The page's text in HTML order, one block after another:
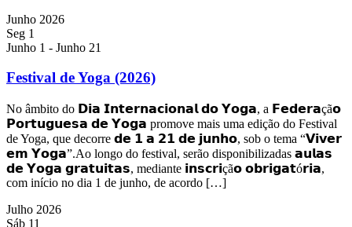
Junho 2026
Seg 1
Junho 1 - Junho 21
Festival de Yoga (2026)
No âmbito do 𝗗𝗶𝗮 𝗜𝗻𝘁𝗲𝗿𝗻𝗮𝗰𝗶𝗼𝗻𝗮𝗹 𝗱𝗼 𝗬𝗼𝗴𝗮, a 𝗙𝗲𝗱𝗲𝗿𝗮çã𝗼
𝗣𝗼𝗿𝘁𝘂𝗴𝘂𝗲𝘀𝗮 𝗱𝗲 𝗬𝗼𝗴𝗮 promove mais uma edição do Festival
de Yoga, que decorre 𝗱𝗲 𝟭 𝗮 𝟮𝟭 𝗱𝗲 𝗷𝘂𝗻𝗵𝗼, sob o tema “𝗩𝗶𝘃𝗲𝗿
𝗲𝗺 𝗬𝗼𝗴𝗮”.Ao longo do festival, serão disponibilizadas 𝗮𝘂𝗹𝗮𝘀
𝗱𝗲 𝗬𝗼𝗴𝗮 𝗴𝗿𝗮𝘁𝘂𝗶𝘁𝗮𝘀, mediante 𝗶𝗻𝘀𝗰𝗿𝗶çã𝗼 𝗼𝗯𝗿𝗶𝗴𝗮𝘁ó𝗿𝗶𝗮,
com início no dia 1 de junho, de acordo […]
Julho 2026
Sáb 11